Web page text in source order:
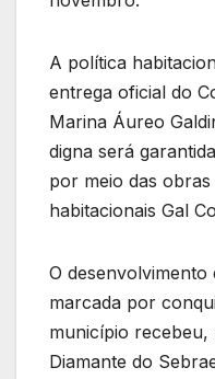
A política
entrega oficial do
Marina Áureo
digna será
por meio das
habitacionais Gal
O
marcada por
município
Diamante do